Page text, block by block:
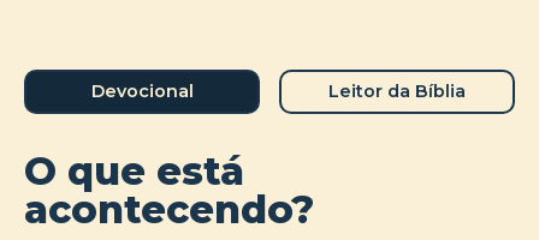
Devocional Leitor da Bíblia
O que está
acontecendo?